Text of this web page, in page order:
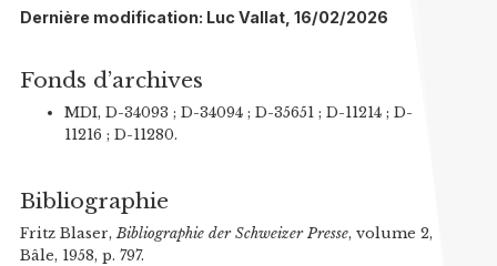
Dernière modification: Luc Vallat, 16/02/2026
Fonds d’archives
MDI, D-34093 ; D-34094 ; D-35651 ; D-11214 ; D-
11216 ; D-11280.
Bibliographie
Fritz Blaser,Bibliographie der Schweizer Presse, volume 2,
Bâle, 1958, p. 797.